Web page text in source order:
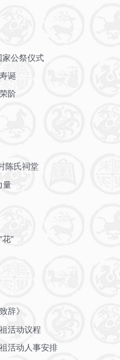
公祭仪式
诞
阶
陈氏祠堂
量
”
辞》
活动议程
活动人事安排